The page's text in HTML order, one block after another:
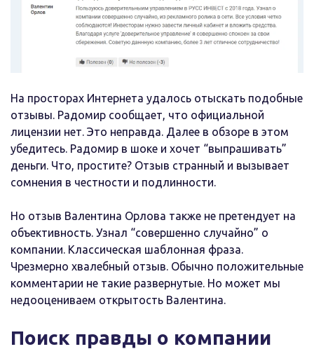
На просторах Интернета удалось отыскать подобные
отзывы. Радомир сообщает, что официальной
лицензии нет. Это неправда. Далее в обзоре в этом
убедитесь. Радомир в шоке и хочет “выпрашивать”
деньги. Что, простите? Отзыв странный и вызывает
сомнения в честности и подлинности.
Но отзыв Валентина Орлова также не претендует на
объективность. Узнал “совершенно случайно” о
компании. Классическая шаблонная фраза.
Чрезмерно хвалебный отзыв. Обычно положительные
комментарии не такие развернутые. Но может мы
недооцениваем открытость Валентина.
Поиск правды о компании